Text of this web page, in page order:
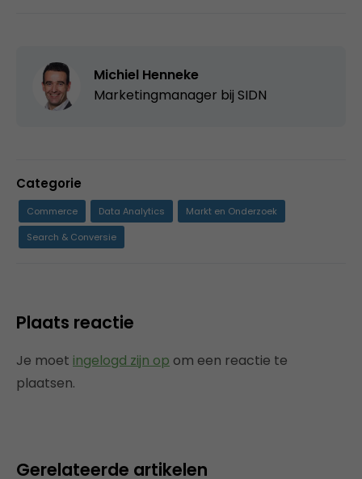
Michiel Henneke
Marketingmanager bij SIDN
Categorie
Commerce Data Analytics
Markt en Onderzoek
Search & Conversie
Plaats reactie
Je moet ingelogd zijn op om een reactie te
plaatsen.
Gerelateerde artikelen